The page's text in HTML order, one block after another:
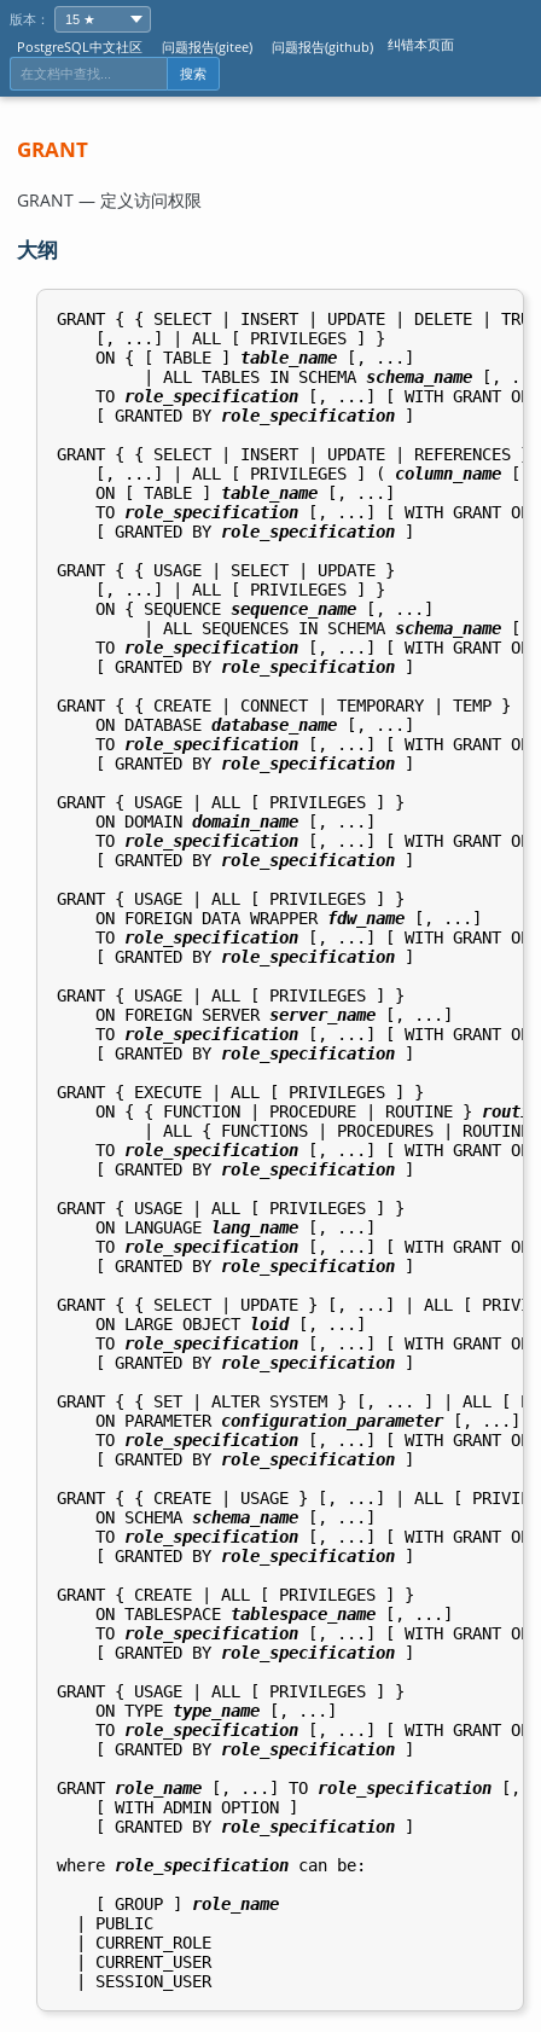
版本：
PostgreSQL中文社区
问题报告(gitee) 问题报告(github) 纠错本页面
搜索
GRANT
GRANT — 定义访问权限
大纲
GRANT { { SELECT | INSERT | UPDATE | DELETE |
    [, ...] | ALL [ PRIVILEGES ] }
    ON { [ TABLE ]
table_name [, ...]
         | ALL TABLES IN SCHEMA
schema_name [,
    TO
role_specification [, ...] [ WITH GRANT
    [ GRANTED BY
role_specification ]
GRANT { { SELECT | INSERT | UPDATE | REFERENCES
    [, ...] | ALL [ PRIVILEGES ] (
column_name [,
    ON [ TABLE ]
table_name [, ...]
    TO
role_specification [, ...] [ WITH GRANT
    [ GRANTED BY
role_specification ]
GRANT { { USAGE | SELECT | UPDATE }
    [, ...] | ALL [ PRIVILEGES ] }
    ON { SEQUENCE
sequence_name [, ...]
         | ALL SEQUENCES IN SCHEMA
schema_name [,
    TO
role_specification [, ...] [ WITH GRANT
    [ GRANTED BY
role_specification ]
GRANT { { CREATE | CONNECT | TEMPORARY |
    ON DATABASE
database_name [, ...]
    TO
role_specification [, ...] [ WITH GRANT
    [ GRANTED BY
role_specification ]
GRANT { USAGE | ALL [ PRIVILEGES ] }
    ON DOMAIN
domain_name [, ...]
    TO
role_specification [, ...] [ WITH GRANT
    [ GRANTED BY
role_specification ]
GRANT { USAGE | ALL [ PRIVILEGES ] }
    ON FOREIGN DATA WRAPPER
fdw_name [, ...]
    TO
role_specification [, ...] [ WITH GRANT
    [ GRANTED BY
role_specification ]
GRANT { USAGE | ALL [ PRIVILEGES ] }
    ON FOREIGN SERVER
server_name [, ...]
    TO
role_specification [, ...] [ WITH GRANT
    [ GRANTED BY
role_specification ]
GRANT { EXECUTE | ALL [ PRIVILEGES ] }
    ON { { FUNCTION | PROCEDURE | ROUTINE }
| ALL { FUNCTIONS | PROCEDURES |
    TO
role_specification [, ...] [ WITH GRANT
    [ GRANTED BY
role_specification ]
GRANT { USAGE | ALL [ PRIVILEGES ] }
    ON LANGUAGE
lang_name [, ...]
    TO
role_specification [, ...] [ WITH GRANT
    [ GRANTED BY
role_specification ]
GRANT { { SELECT | UPDATE } [, ...] | ALL [
    ON LARGE OBJECT
loid [, ...]
    TO
role_specification [, ...] [ WITH GRANT
    [ GRANTED BY
role_specification ]
GRANT { { SET | ALTER SYSTEM } [, ... ] | ALL [
    ON PARAMETER
configuration_parameter [, ...]
    TO
role_specification [, ...] [ WITH GRANT
    [ GRANTED BY
role_specification ]
GRANT { { CREATE | USAGE } [, ...] | ALL [
    ON SCHEMA
schema_name [, ...]
    TO
role_specification [, ...] [ WITH GRANT
    [ GRANTED BY
role_specification ]
GRANT { CREATE | ALL [ PRIVILEGES ] }
    ON TABLESPACE
tablespace_name [, ...]
    TO
role_specification [, ...] [ WITH GRANT
    [ GRANTED BY
role_specification ]
GRANT { USAGE | ALL [ PRIVILEGES ] }
    ON TYPE
type_name [, ...]
    TO
role_specification [, ...] [ WITH GRANT
    [ GRANTED BY
role_specification ]
GRANT role_name [, ...] TO role_specification [,
    [ WITH ADMIN OPTION ]
    [ GRANTED BY
role_specification ]
where role_specification can be:
    [ GROUP ]
role_name
  | PUBLIC
  | CURRENT_ROLE
  | CURRENT_USER